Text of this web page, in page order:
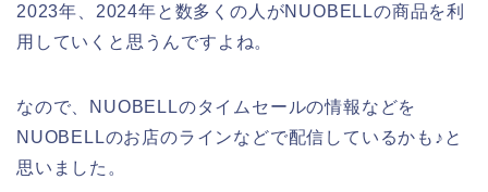
2023年、2024年と数多くの人がNUOBELLの商品を利
用していくと思うんですよね。
なので、NUOBELLのタイムセールの情報などを
NUOBELLのお店のラインなどで配信しているかも♪と
思いました。